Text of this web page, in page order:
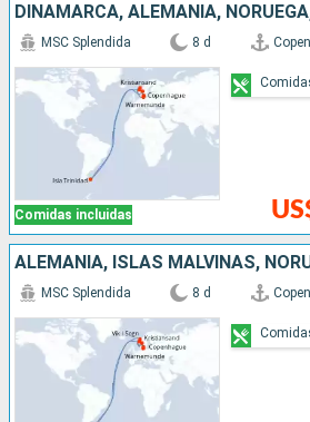
Comidas incluidas
MSC Splendida 8 d
MSC Splendida 8 d